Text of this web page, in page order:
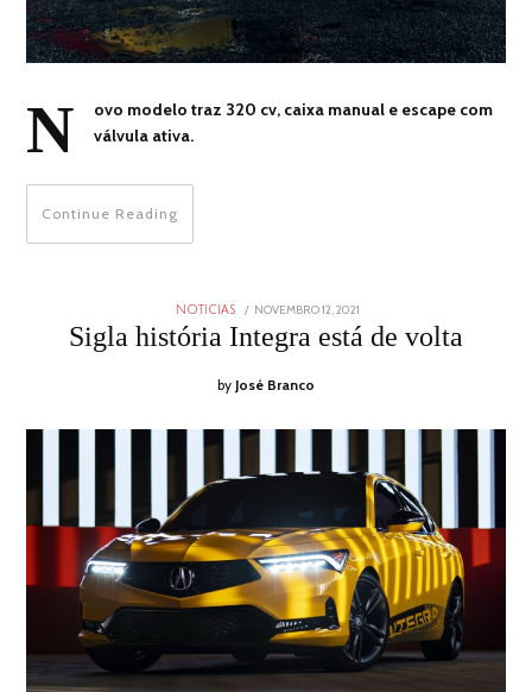
N
ovo modelo traz 320 cv, caixa manual e escape com
válvula ativa.
Continue Reading
NOTICIAS
POSTED
ON
NOVEMBRO 12, 2021
12,
2021
Sigla história Integra está de volta
by José Branco